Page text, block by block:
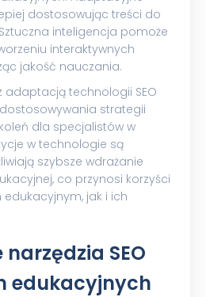
dostosowując treści do
inteligencja pomoże
interaktywnych
jakość nauczania.
adaptacją technologii SEO
strategii
dla specjalistów w
w technologie są
szybsze wdrażanie
co przynosi korzyści
jak i ich
SEO
edukacyjnych